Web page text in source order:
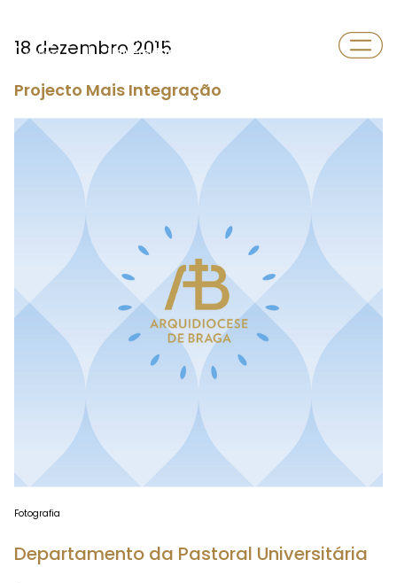
Departamento
Universidade
18 dezembro 2015
Projecto Mais Integração
Fotografia
Departamento da Pastoral Universitária